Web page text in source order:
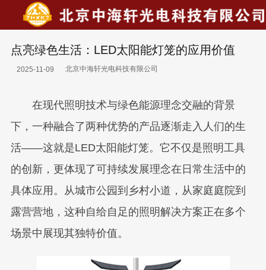
点亮绿色生活：LED太阳能灯笼的应用价值
2025-11-09 北京中海轩光电科技有限公司
在现代照明技术与绿色能源理念交融的背景
下，一种融合了两种优势的产品逐渐走入人们的生
活——这就是LED太阳能灯笼。它不仅是照明工具
的创新，更体现了可持续发展理念在日常生活中的
具体应用。从城市公园到乡村小道，从家庭庭院到
露营营地，这种自给自足的照明解决方案正在多个
场景中展现其独特价值。